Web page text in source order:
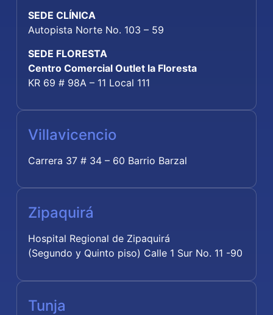
SEDE CLÍNICA
Autopista Norte No. 103 – 59
SEDE FLORESTA
Centro Comercial Outlet la Floresta
KR 69 # 98A – 11 Local 111
Villavicencio
Carrera 37 # 34 – 60 Barrio Barzal
Zipaquirá
Hospital Regional de Zipaquirá
(Segundo y Quinto piso) Calle 1 Sur No. 11 -90
Tunja